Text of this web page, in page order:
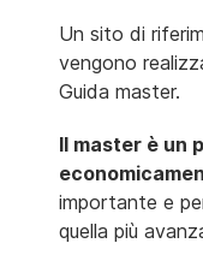
Un sito di
vengono
Guida master.
Il master è un
importante e
quella più